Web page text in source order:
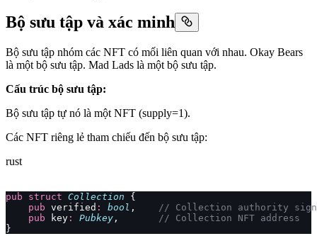
Bộ sưu tập và xác minh
Bộ sưu tập nhóm các NFT có mối liên quan với nhau. Okay Bears
là một bộ sưu tập. Mad Lads là một bộ sưu tập.
Cấu trúc bộ sưu tập:
Bộ sưu tập tự nó là một NFT (supply=1).
Các NFT riêng lẻ tham chiếu đến bộ sưu tập:
rust
pub struct Collection {
    pub
verified : bool ,
// Collection authority
    pub
key : Pubkey ,
// Collection NFT address
}